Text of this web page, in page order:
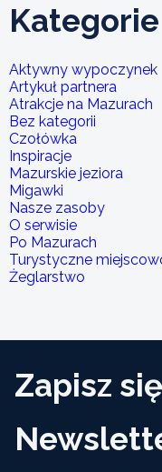
Kategorie
Aktywny wypoczynek
Artykuł partnera
Atrakcje na Mazurach
Bez kategorii
Czołówka
Inspiracje
Mazurskie jeziora
Migawki
Nasze zasoby
O serwisie
Po Mazurach
Turystyczne
Żeglarstwo
Zapisz